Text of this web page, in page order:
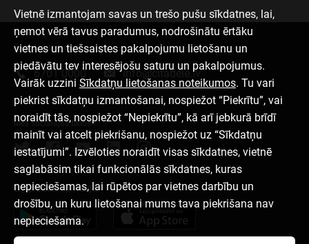
Vietnē izmantojam savas un trešo pušu sīkdatnes, lai,
ņemot vērā tavus paradumus, nodrošinātu ērtāku
vietnes un tiešsaistes pakalpojumu lietošanu un
piedāvātu tev interesējošu saturu un pakalpojumus.
Vairāk uzzini Sīkdatņu lietošanas noteikumos. Tu vari
piekrist sīkdatņu izmantošanai, nospiežot “Piekrītu”, vai
noraidīt tās, nospiežot “Nepiekrītu”, kā arī jebkurā brīdī
mainīt vai atcelt piekrišanu, nospiežot uz “Sīkdatņu
iestatījumi”. Izvēloties noraidīt visas sīkdatnes, vietnē
saglabāsim tikai funkcionālās sīkdatnes, kuras
nepieciešamas, lai rūpētos par vietnes darbību un
drošību, un kuru lietošanai mums tava piekrišana nav
nepieciešama.
Sazinies ar mums
6701 0000 info@citadele.lv
Mēs sociālajos tīklos
Lejupielādēt aplikāciju